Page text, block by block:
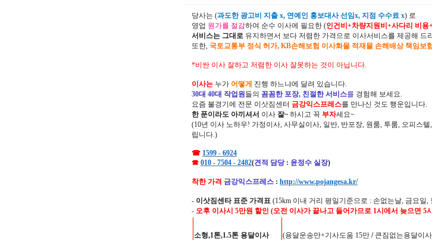
당사는 (과도한 광고비 지출 x, 연예인 홍보대사 선임x, 지점 수수료 x) 로
영업 원가를 절감하여 순수 이사에 필요한 (인건비+차량지원비+사다리 비용
서비스는 그대로 유지하면서 보다 저렴한 가격으로 이사서비스를 제공해 드
또한, 국토교통부 정식 허가, KB손해보험 이사화물 적재물 손해배상 책임보험
*비싼 이사 잘하고 저렴한 이사 잘못하는 것이 아닙니다.
이사는 누가 어떻게 진행 하느냐에 달려 있습니다.
30대 40대 작업원들의 꼼꼼한 포장, 친절한 서비스를 경험해 보세요.
요즘 불경기에 전문 이삿짐센터 금강익스프레스를 만나신 것도 행운입니다.
한 푼이라도 아끼셔서 이사 잘~ 하시고 꼭 부자세요~
(10년 이사 노하우! 가정이사, 사무실이사, 일반, 반포장, 원룸, 투룸, 오피스
립니다.)
☎ 1599 - 6924
☎ 010 - 7504 - 2482(견적 담당 : 윤정수 실장)
착한 가격 금강익스프레스 : http://www.pojangesa.kr/
- 이삿짐센타 표준 가격표 (15km 이내 거리 평일기준으로 : 손없는날, 금요일
- 오후 이사시 5만원 할인 (오전 이사가 끝나고 들어가므로 1시에서 늦으면 5
소형,1톤,1.5톤 용달이사 (용달운송만+기사도움 15만 /큰짐없는용달이사